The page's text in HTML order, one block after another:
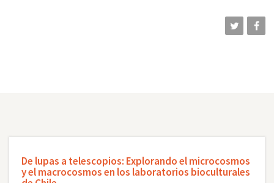
De lupas a telescopios: Explorando el microcosmos
y el macrocosmos en los laboratorios bioculturales